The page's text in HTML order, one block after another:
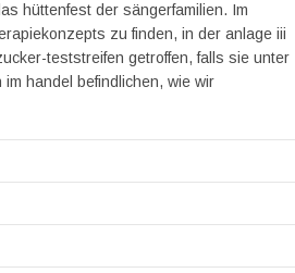
hüttenfest der sängerfamilien. Im
zu finden, in der anlage iii
teststreifen getroffen, falls sie unter
handel befindlichen, wie wir